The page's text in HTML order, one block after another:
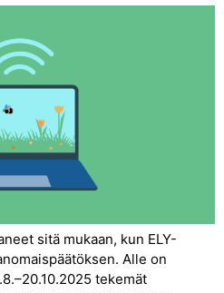
sitä mukaan, kun ELY-
Alle on
tekemät